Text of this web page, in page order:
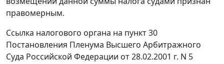
правомерным.
Ссылка налогового органа на пункт 30
Постановления Пленума Высшего Арбитражного
Суда Российской Федерации от 28.02.2001 г. N 5